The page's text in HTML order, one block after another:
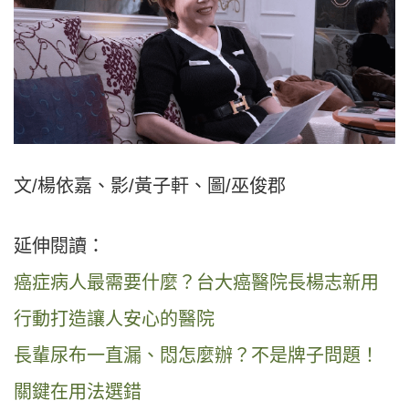
文/楊依嘉、影/黃子軒、圖/巫俊郡
延伸閱讀：
癌症病人最需要什麼？台大癌醫院長楊志新用
行動打造讓人安心的醫院
長輩尿布一直漏、悶怎麼辦？不是牌子問題！
關鍵在用法選錯